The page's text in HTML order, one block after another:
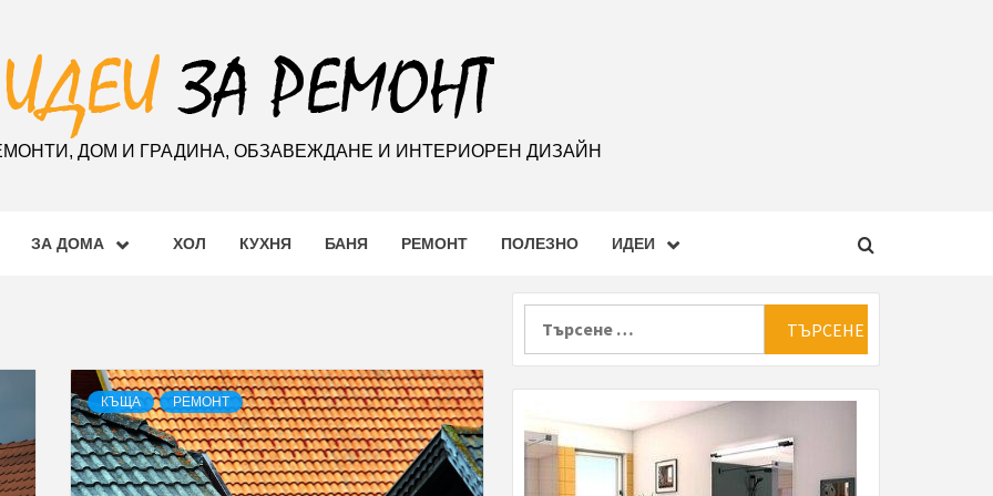
ДОМ И ГРАДИНА, ОБЗАВЕЖДАНЕ И ИНТЕРИОРЕН ДИЗАЙН
ЗА ДОМА ХОЛ КУХНЯ БАНЯ РЕМОНТ ПОЛЕЗНО ИДЕИ
КЪЩА РЕМОНТ